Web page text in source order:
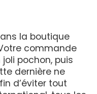
la boutique
commande
pochon, puis
dernière ne
d’éviter tout